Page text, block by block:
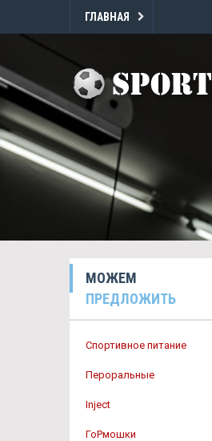
ГЛАВНАЯ
МОЖЕМ
ПРЕДЛОЖИТЬ
Спортивное питание
Пероральные
Inject
ГоРмошки